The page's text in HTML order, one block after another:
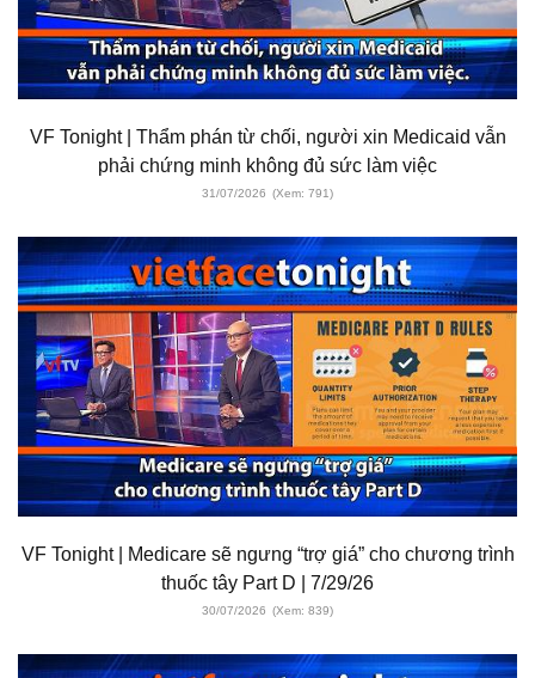
VF Tonight | Thẩm phán từ chối, người xin Medicaid vẫn
phải chứng minh không đủ sức làm việc
31/07/2026 (Xem: 791)
VF Tonight | Medicare sẽ ngưng “trợ giá” cho chương trình
thuốc tây Part D | 7/29/26
30/07/2026 (Xem: 839)